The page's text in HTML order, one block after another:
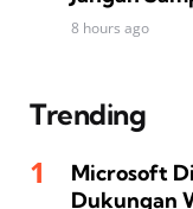
8 hours ago
Trending
Microsoft
Dukungan